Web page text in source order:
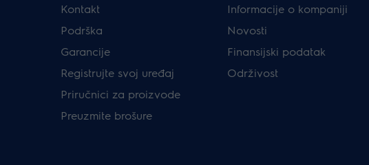
Kontakt
Podrška
Garancije
Registrujte svoj uređaj
Priručnici za proizvode
Preuzmite brošure
Informacije o kompaniji
Novosti
Finansijski podatak
Održivost